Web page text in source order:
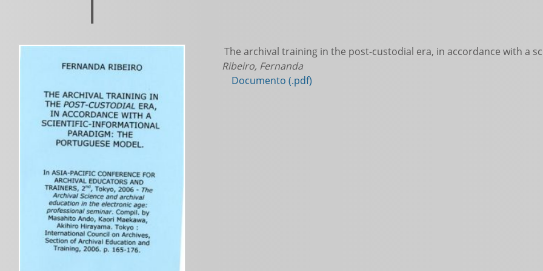
The archival training in the post-custodial era, in accordance with a
Ribeiro, Fernanda
Documento (.pdf)